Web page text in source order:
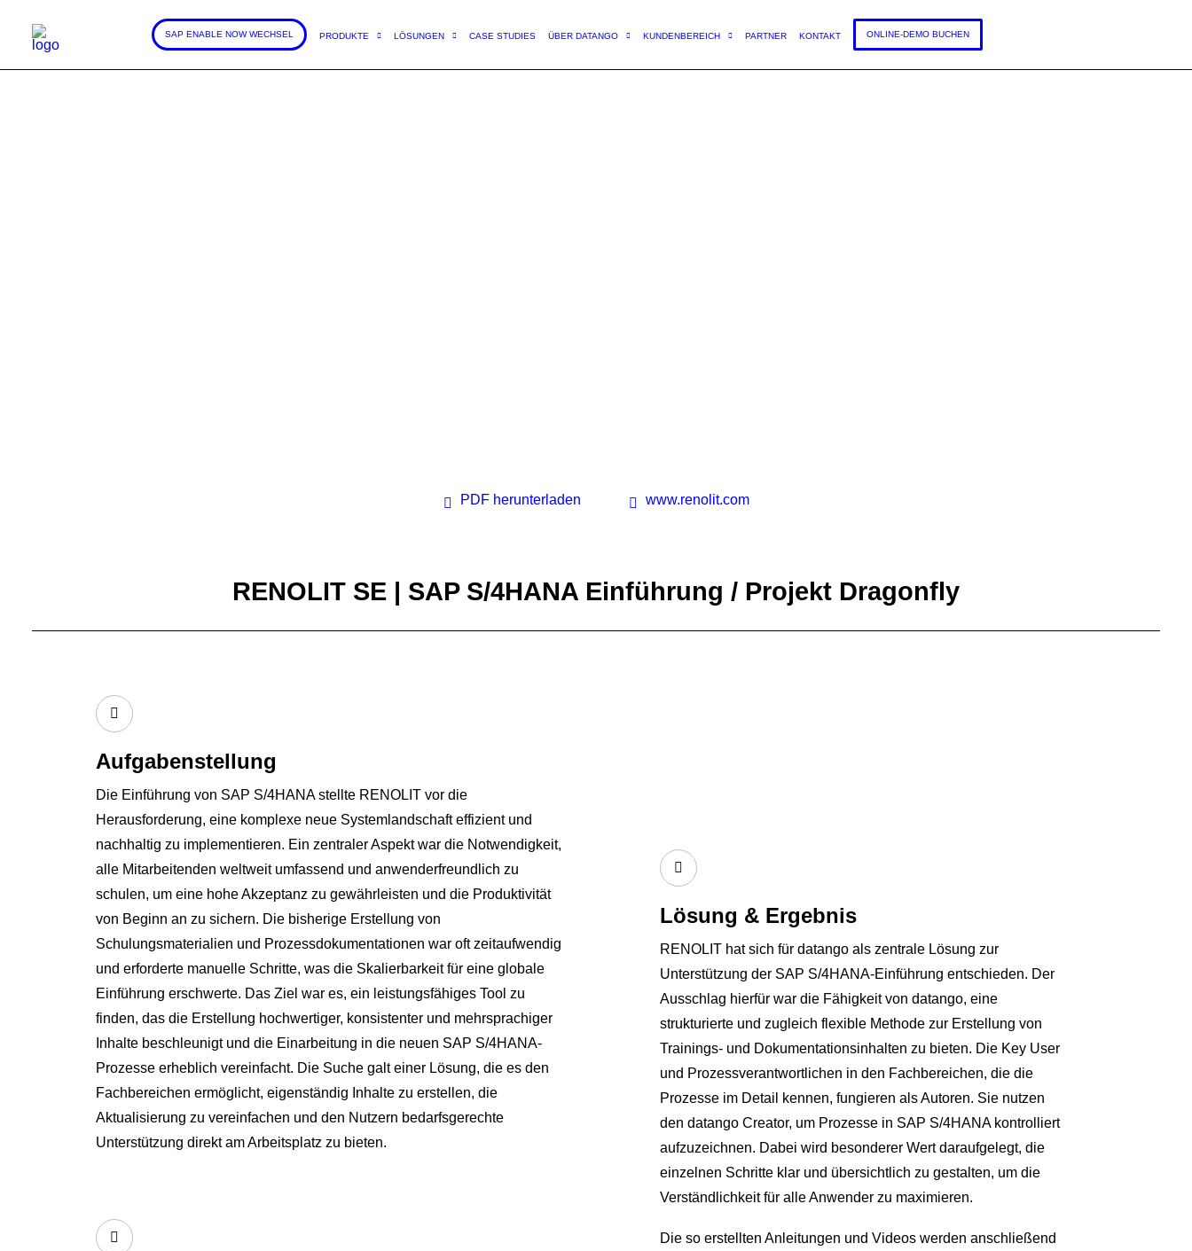
SAP ENABLE NOW WECHSEL PRODUKTE LÖSUNGEN CASE STUDIES ÜBER DATANGO KUNDENBEREICH PARTNER KONTAKT ONLINE-DEMO BUCHEN
PDF herunterladen www.renolit.com
RENOLIT SE | SAP S/4HANA Einführung / Projekt Dragonfly
Aufgabenstellung
Die Einführung von SAP S/4HANA stellte RENOLIT vor die
Herausforderung, eine komplexe neue Systemlandschaft effizient und
nachhaltig zu implementieren. Ein zentraler Aspekt war die Notwendigkeit,
alle Mitarbeitenden weltweit umfassend und anwenderfreundlich zu
schulen, um eine hohe Akzeptanz zu gewährleisten und die Produktivität
von Beginn an zu sichern. Die bisherige Erstellung von
Schulungsmaterialien und Prozessdokumentationen war oft zeitaufwendig
und erforderte manuelle Schritte, was die Skalierbarkeit für eine globale
Einführung erschwerte. Das Ziel war es, ein leistungsfähiges Tool zu
finden, das die Erstellung hochwertiger, konsistenter und mehrsprachiger
Inhalte beschleunigt und die Einarbeitung in die neuen SAP S/4HANA-
Prozesse erheblich vereinfacht. Die Suche galt einer Lösung, die es den
Fachbereichen ermöglicht, eigenständig Inhalte zu erstellen, die
Aktualisierung zu vereinfachen und den Nutzern bedarfsgerechte
Unterstützung direkt am Arbeitsplatz zu bieten.
Lösung & Ergebnis
RENOLIT hat sich für datango als zentrale Lösung zur
Unterstützung der SAP S/4HANA-Einführung entschieden. Der
Ausschlag hierfür war die Fähigkeit von datango, eine
strukturierte und zugleich flexible Methode zur Erstellung von
Trainings- und Dokumentationsinhalten zu bieten. Die Key User
und Prozessverantwortlichen in den Fachbereichen, die die
Prozesse im Detail kennen, fungieren als Autoren. Sie nutzen
den datango Creator, um Prozesse in SAP S/4HANA kontrolliert
aufzuzeichnen. Dabei wird besonderer Wert daraufgelegt, die
einzelnen Schritte klar und übersichtlich zu gestalten, um die
Verständlichkeit für alle Anwender zu maximieren.
Die so erstellten Anleitungen und Videos werden anschließend